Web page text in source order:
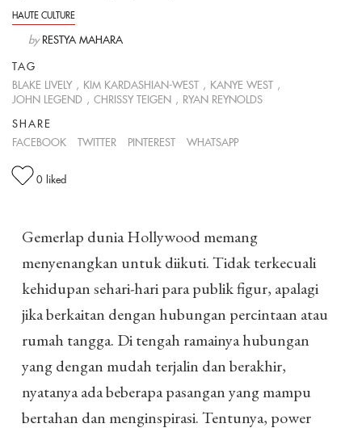
HAUTE CULTURE
by RESTYA MAHARA
TAG
BLAKE LIVELY , KIM KARDASHIAN-WEST , KANYE WEST ,
JOHN LEGEND , CHRISSY TEIGEN , RYAN REYNOLDS
SHARE
FACEBOOK
TWITTER PINTEREST WHATSAPP
0 liked
Gemerlap dunia Hollywood memang
menyenangkan untuk diikuti. Tidak terkecuali
kehidupan sehari-hari para publik figur, apalagi
jika berkaitan dengan hubungan percintaan atau
rumah tangga. Di tengah ramainya hubungan
yang dengan mudah terjalin dan berakhir,
nyatanya ada beberapa pasangan yang mampu
bertahan dan menginspirasi. Tentunya, power